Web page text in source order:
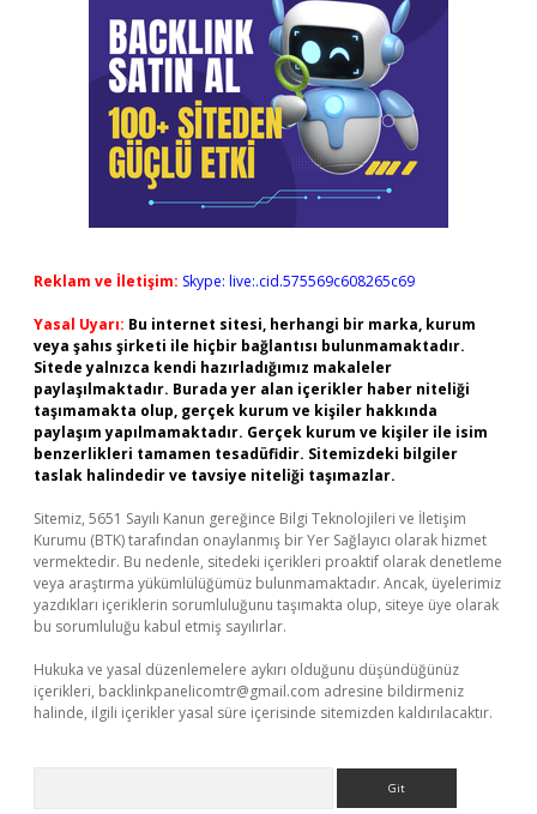
Reklam ve İletişim: Skype: live:.cid.575569c608265c69
Yasal Uyarı: Bu internet sitesi, herhangi bir marka, kurum
veya şahıs şirketi ile hiçbir bağlantısı bulunmamaktadır.
Sitede yalnızca kendi hazırladığımız makaleler
paylaşılmaktadır. Burada yer alan içerikler haber niteliği
taşımamakta olup, gerçek kurum ve kişiler hakkında
paylaşım yapılmamaktadır. Gerçek kurum ve kişiler ile isim
benzerlikleri tamamen tesadüfidir. Sitemizdeki bilgiler
taslak halindedir ve tavsiye niteliği taşımazlar.
Sitemiz, 5651 Sayılı Kanun gereğince Bilgi Teknolojileri ve İletişim
Kurumu (BTK) tarafından onaylanmış bir Yer Sağlayıcı olarak hizmet
vermektedir. Bu nedenle, sitedeki içerikleri proaktif olarak denetleme
veya araştırma yükümlülüğümüz bulunmamaktadır. Ancak, üyelerimiz
yazdıkları içeriklerin sorumluluğunu taşımakta olup, siteye üye olarak
bu sorumluluğu kabul etmiş sayılırlar.
Hukuka ve yasal düzenlemelere aykırı olduğunu düşündüğünüz
içerikleri, backlinkpanelicomtr@gmail.com adresine bildirmeniz
halinde, ilgili içerikler yasal süre içerisinde sitemizden kaldırılacaktır.